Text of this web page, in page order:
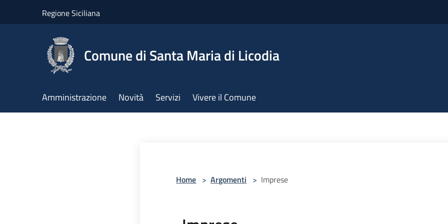
Regione Siciliana
Comune di Santa Maria di Licodia
Amministrazione Novità Servizi Vivere il Comune
Home > Argomenti > Imprese